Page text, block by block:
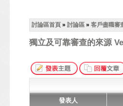
討論區首頁 » 討論區 » 客戶盡職審
獨立及可靠審查的來源
發表人